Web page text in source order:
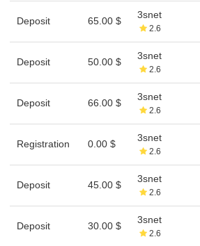
Deposit 65.00 $
3snet
2.6
Deposit 50.00 $
3snet
2.6
Deposit 66.00 $
3snet
2.6
Registration 0.00 $
3snet
2.6
Deposit 45.00 $
3snet
2.6
Deposit 30.00 $
3snet
2.6